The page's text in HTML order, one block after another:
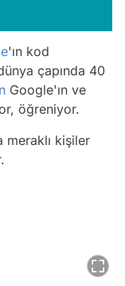
'ın kod
çapında 40
Google'ın ve
öğreniyor.
meraklı kişiler